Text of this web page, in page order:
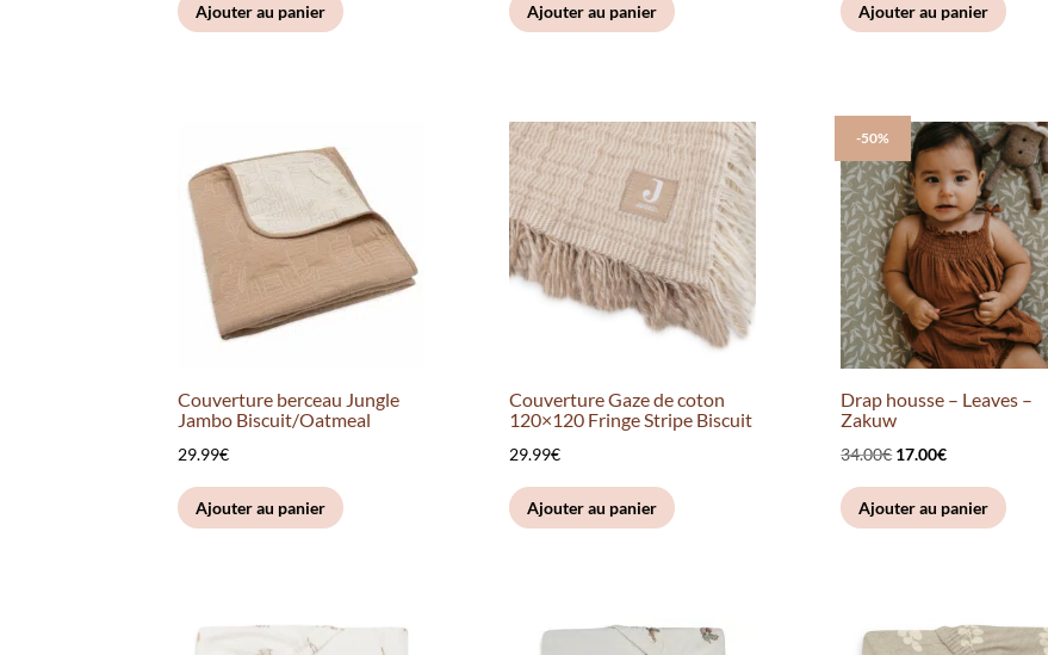
Ajouter au panier
initial actuel
Ajouter au panier
initial actuel
Ajouter au panier
Couverture berceau Jungle
Jambo Biscuit/Oatmeal
29.99€
Ajouter au panier
Couverture Gaze de coton
120×120 Fringe Stripe Biscuit
29.99€
Ajouter au panier
-50%
Drap housse – Leaves –
Zakuw
34.00€ Le
prix
initial
17.00€Le
prix
actuel
Ajouter au panier